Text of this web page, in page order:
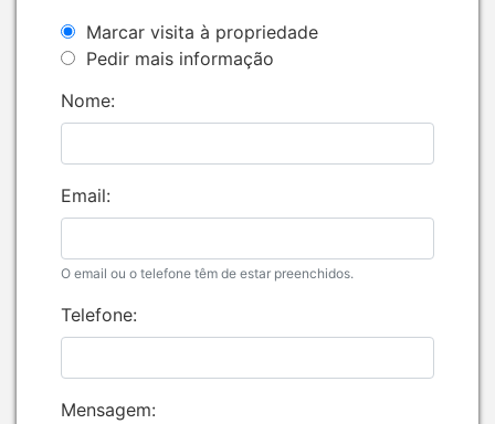
Marcar visita à propriedade
Pedir mais informação
Nome:
Email:
O email ou o telefone têm de estar preenchidos.
Telefone:
Mensagem: